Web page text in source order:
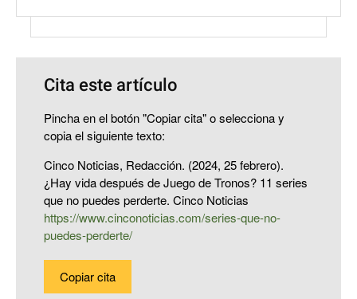
Cita este artículo
Pincha en el botón "Copiar cita" o selecciona y
copia el siguiente texto:
Cinco Noticias, Redacción. (2024, 25 febrero).
¿Hay vida después de Juego de Tronos? 11 series
que no puedes perderte. Cinco Noticias
https://www.cinconoticias.com/series-que-no-
puedes-perderte/
Copiar cita